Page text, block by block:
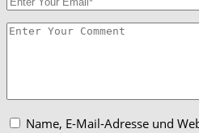
Name, E-Mail-Adresse und